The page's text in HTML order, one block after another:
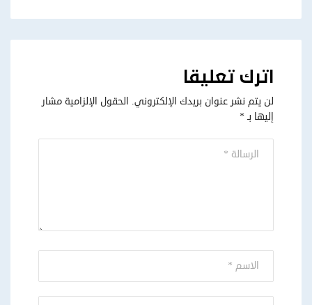
اترك تعليقا
لن يتم نشر عنوان بريدك الإلكتروني. الحقول الإلزامية مشار
إليها بـ*